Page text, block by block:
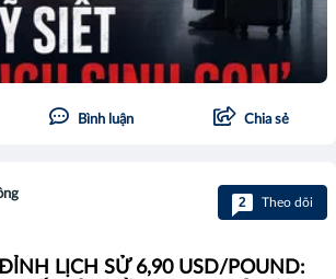
Bình luận Chia sẻ
2 Theo dõi
LỊCH SỬ 6,90 USD/POUND: